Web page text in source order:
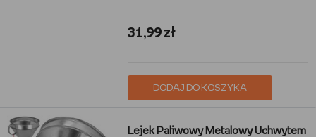
31,99 zł
DODAJ DO KOSZYKA
Lejek Paliwowy Metalowy Uchwytem